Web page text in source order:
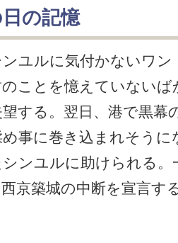
の記憶
ユルに気付かないワ
ことを憶えていないば
する。翌日、港で黒幕
事に巻き込まれそうに
ンユルに助けられる。
京築城の中断を宣言す